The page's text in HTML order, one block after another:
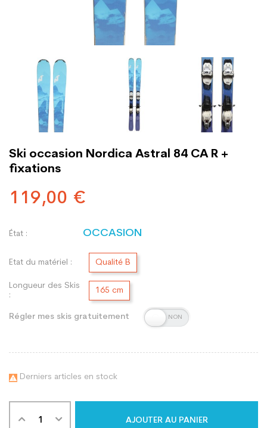
Ski occasion Nordica Astral 84 CA R +
fixations
119,00 €
État : OCCASION
Etat du matériel : Qualité B
Longueur des Skis
:
165 cm
Régler mes skis gratuitement
 Derniers articles en stock
AJOUTER AU PANIER